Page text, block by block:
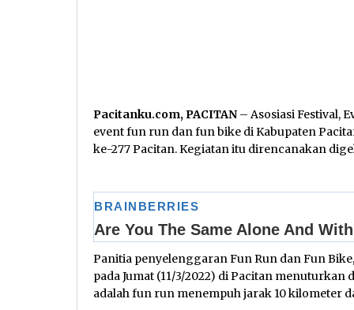
Pacitanku.com, PACITAN – Asosiasi Festival,
event fun run dan fun bike di Kabupaten
ke-277 Pacitan. Kegiatan itu direncanakan
Panitia penyelenggaran Fun Run dan Fun
pada Jumat (11/3/2022) di Pacitan
adalah fun run menempuh jarak 10 kilometer